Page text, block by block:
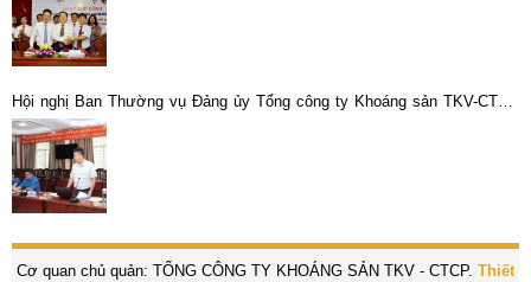
Hội nghị Ban Thường vụ Đảng ủy Tổng công ty Khoáng sản TKV-CTCP
với các tổ chức đoàn thể, chính trị – xã hội: Tăng cường phối hợp, phát
huy sức mạnh tập thể
Cơ quan chủ quản: TỔNG CÔNG TY KHOÁNG SẢN TKV - CTCP. Thiết